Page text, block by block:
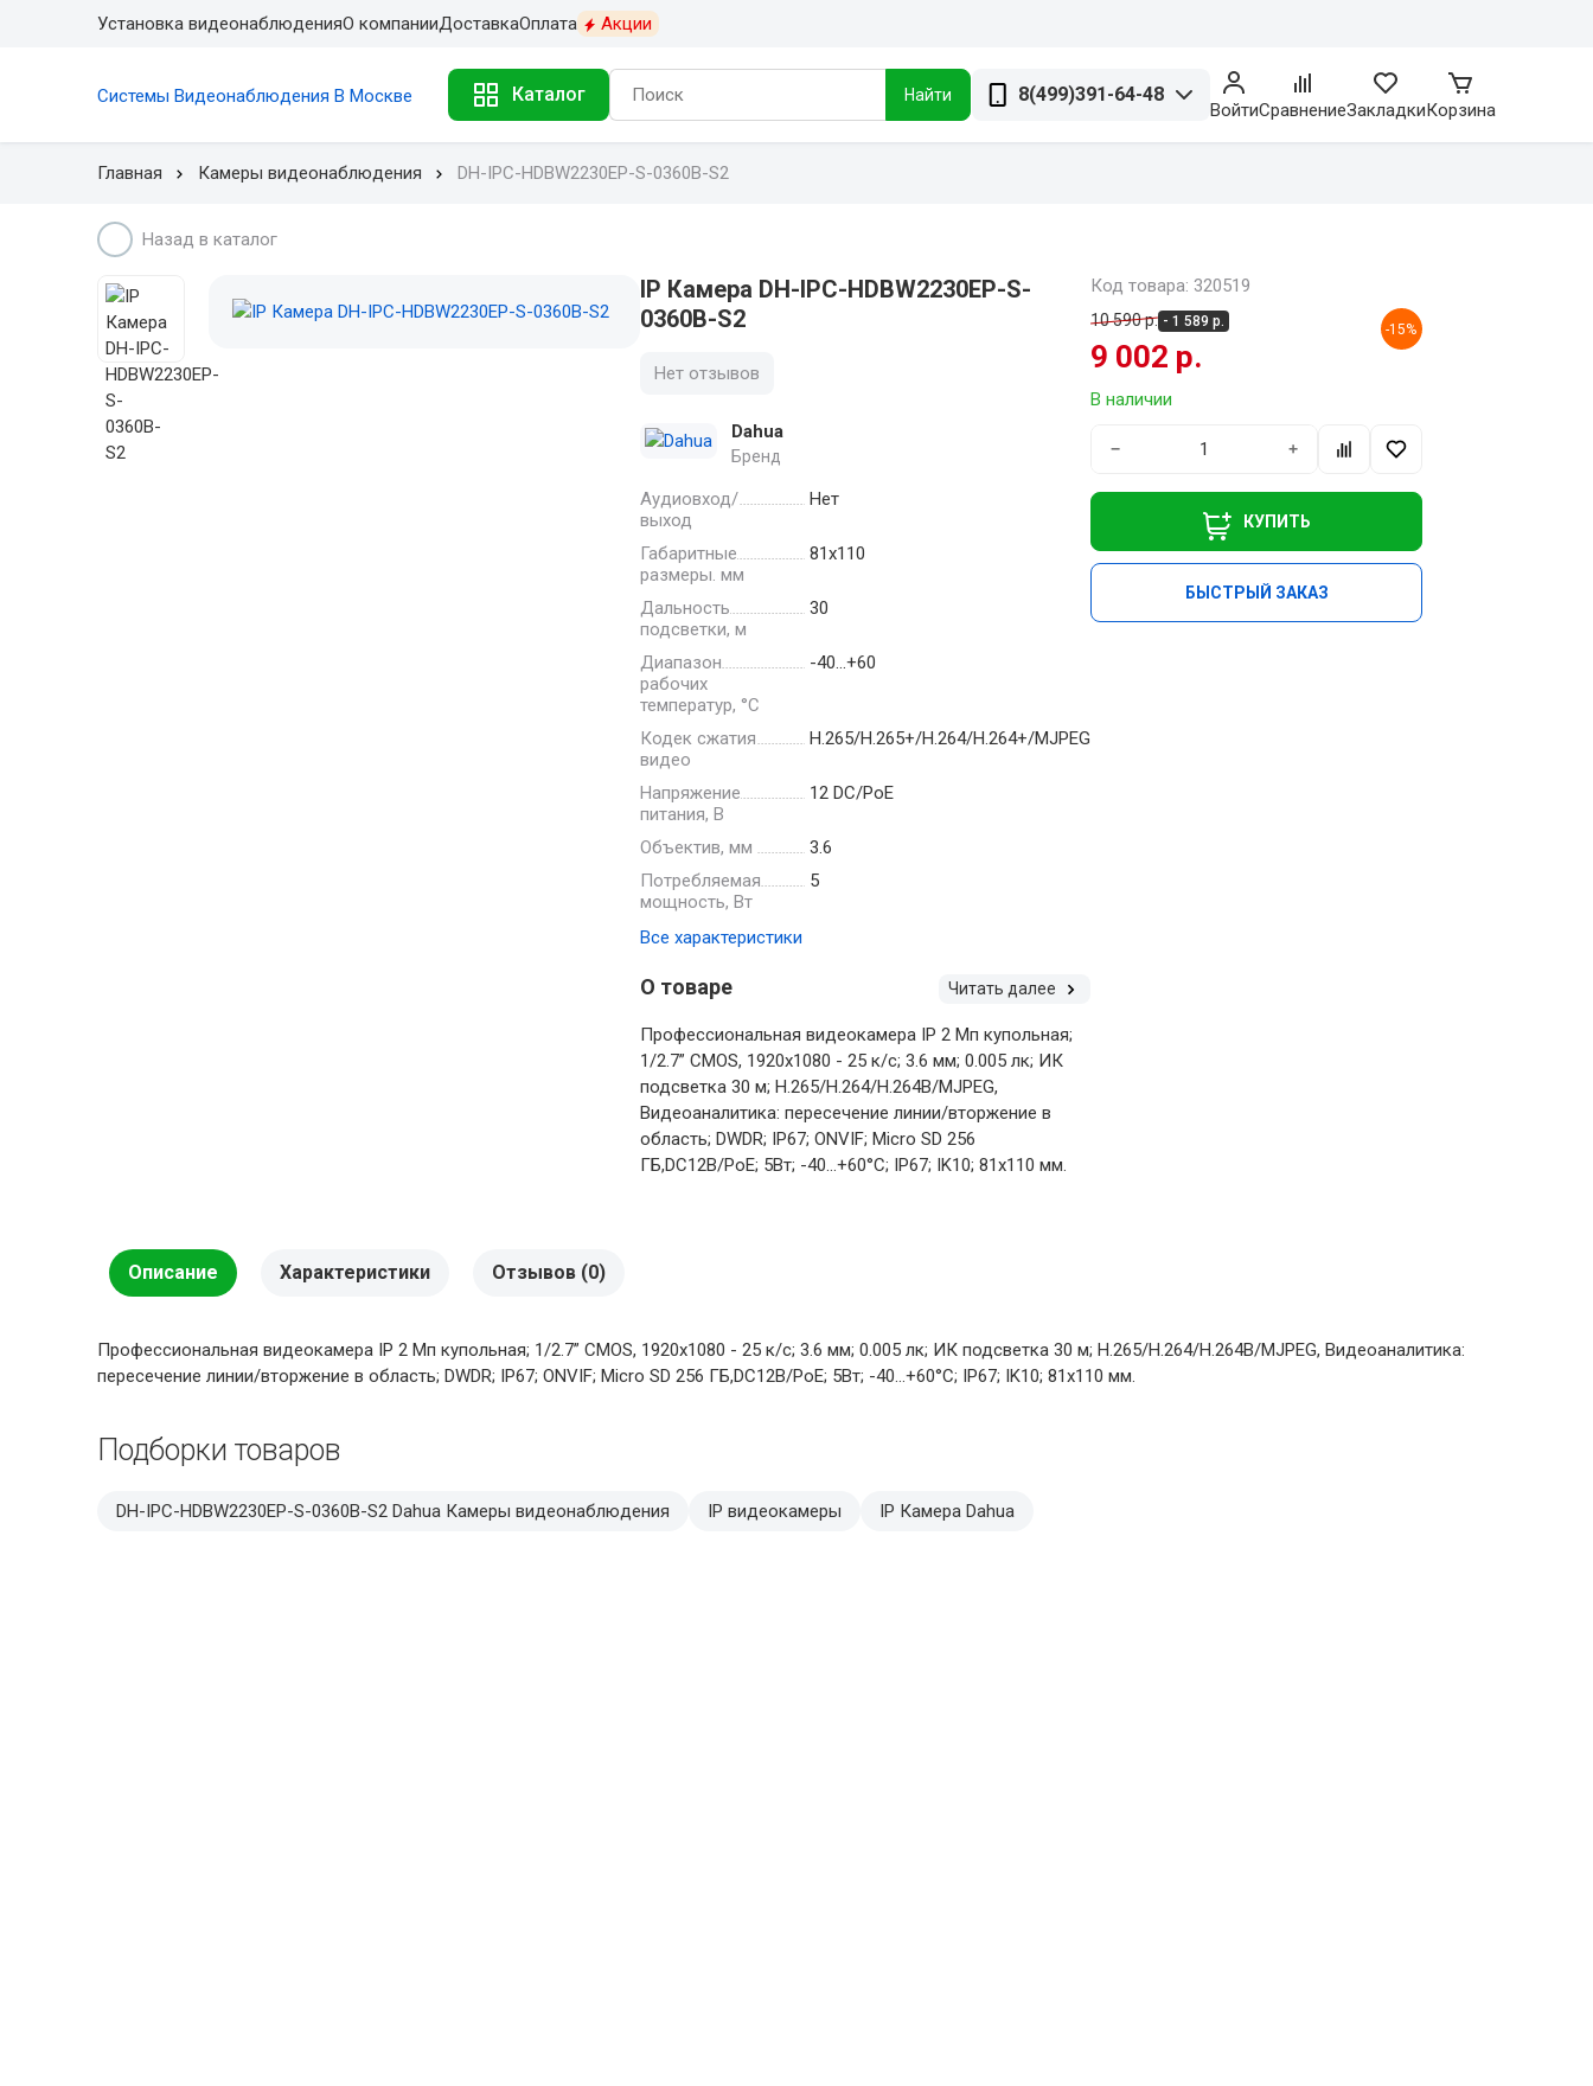
Установка видеонаблюденияО компанииДоставкаОплата Акции
Системы Видеонаблюдения В Москве Каталог Найти 8(499)391-64-48
ВойтиСравнениеЗакладкиКорзина
Главная Камеры видеонаблюдения DH-IPC-HDBW2230EP-S-0360B-S2
Назад в каталог
IP Камера DH-IPC-HDBW2230EP-S-
0360B-S2
Нет отзывов
Dahua
Бренд
Аудиовход/
выход
Нет
Габаритные
размеры. мм
81х110
Дальность
подсветки, м
30
Диапазон
рабочих
температур, °С
-40…+60
Кодек сжатия
видео
H.265/H.265+/H.264/H.264+/MJPEG
Напряжение
питания, В
12 DC/PoE
Объектив, мм
3.6
Потребляемая
мощность, Вт
5
Все характеристики
О товаре Читать далее
Профессиональная видеокамера IP 2 Мп купольная;
1/2.7” CMOS, 1920х1080 - 25 к/с; 3.6 мм; 0.005 лк; ИК
подсветка 30 м; H.265/H.264/H.264B/MJPEG,
Видеоаналитика: пересечение линии/вторжение в
область; DWDR; IP67; ONVIF; Micro SD 256
ГБ,DC12В/PoE; 5Вт; -40...+60°C; IP67; IK10; 81х110 мм.
Код товара: 320519
10 590 р. - 1 589 р.
9 002 р.
-15%
В наличии
− +
КУПИТЬ
БЫСТРЫЙ ЗАКАЗ
Описание Характеристики Отзывов (0)
Профессиональная видеокамера IP 2 Мп купольная; 1/2.7” CMOS, 1920х1080 - 25 к/с; 3.6 мм; 0.005 лк; ИК подсветка 30 м; H.265/H.264/H.264B/MJPEG, Видеоаналитика:
пересечение линии/вторжение в область; DWDR; IP67; ONVIF; Micro SD 256 ГБ,DC12В/PoE; 5Вт; -40...+60°C; IP67; IK10; 81х110 мм.
Подборки товаров
DH-IPC-HDBW2230EP-S-0360B-S2 Dahua Камеры видеонаблюдения IP видеокамеры IP Камера Dahua